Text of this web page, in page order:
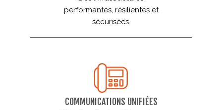
performantes, résilientes et
sécurisées.
COMMUNICATIONS UNIFIÉES